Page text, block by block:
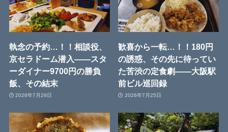
執念の予約…！！相談役、
京セラドーム潜入――スタ
ーダイナー9700円の勝負
飯、その結末
2026年7月29日
歓喜から一転…！！180円
の誘惑、その先に待ってい
た苦渋の定食劇――大阪駅
前ビル巡回録
2026年7月25日